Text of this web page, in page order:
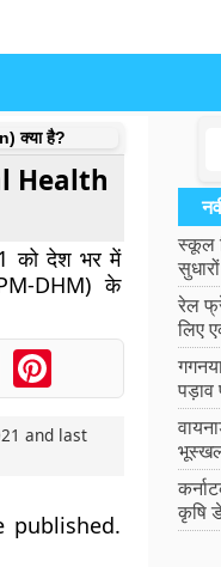
क्या है?
Health
को देश भर में
DHM) के
Pinterest
and last
published.
स्कूल
रेल
लिए
पड़ाव
कृषि